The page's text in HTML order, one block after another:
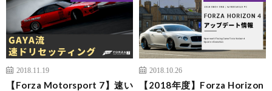
2018.11.19
【Forza Motorsport 7】速い
2018.10.26
【2018年度】Forza Horizon